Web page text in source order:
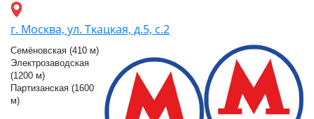
г. Москва, ул. Ткацкая, д.5, с.2
Семёновская (410 м)
Электрозаводская
(1200 м)
Партизанская (1600
м)